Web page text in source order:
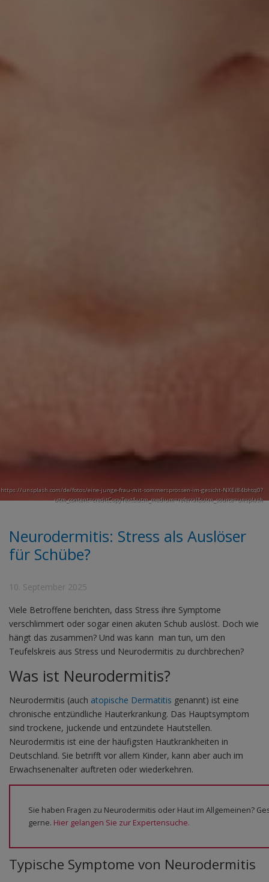
https://unsplash.com/de/fotos/eine-junge-frau-mit-sommersprossen-im-gesicht-NXEi84bhtq0?
utm_content=creditCopyText&utm_medium=referral&utm_source=unsplash
Neurodermitis: Stress als Auslöser
für Schübe?
10. September 2025
Viele Betroffene berichten, dass Stress ihre Symptome
verschlimmert oder sogar einen akuten Schub auslöst. Doch wie
hängt das zusammen? Und was kann man tun, um den
Teufelskreis aus Stress und Neurodermitis zu durchbrechen?
Was ist Neurodermitis?
Neurodermitis (auch atopische Dermatitis genannt) ist eine
chronische entzündliche Hauterkrankung. Das Hauptsymptom
sind trockene, juckende und entzündete Hautstellen.
Neurodermitis ist eine der häufigsten Hautkrankheiten in
Deutschland. Sie betrifft vor allem Kinder, kann aber auch im
Erwachsenenalter auftreten oder wiederkehren.
Sie haben Fragen zu Neurodermitis oder Haut im Allgemeinen?
gerne. Hier gelangen Sie zur Expertensuche.
Typische Symptome von Neurodermitis